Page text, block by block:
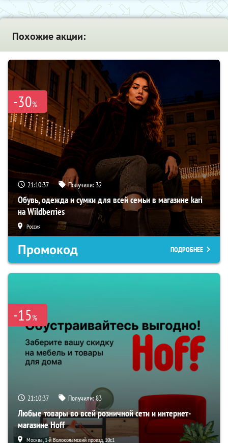
Похожие акции:
-30%
21:10:36 Получили: 32
Обувь, одежда и сумки для всей семьи в магазине kari
на Wildberries
Россия
Промокод ПОДРОБНЕЕ
-15%
21:10:36 Получили:83
Любые товары во всей розничной сети и интернет-
магазине Hoff
Москва, 1-й Волоколамский проезд, 10с1